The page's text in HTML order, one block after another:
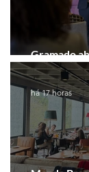
Gramado
gratuito de
há 17 horas